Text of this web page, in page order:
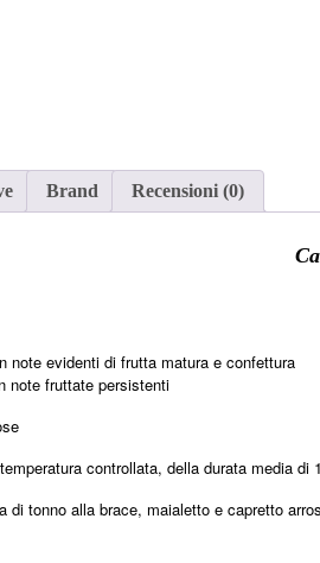
Brand Recensioni (0)
note evidenti di frutta matura e confettura
note fruttate persistenti
controllata, della durata media
di tonno alla brace, maialetto e capretto